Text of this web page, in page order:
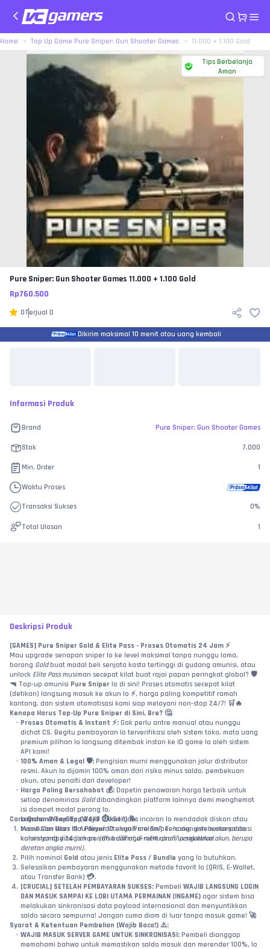
Home Top Up Game Pure Sniper: Gun Shooter Games 11.000 + 1.100 Gold
Tips Berbelanja
Aman
Pure Sniper: Gun Shooter Games 11.000 + 1.100 Gold
Rp760.500
0Terjual 0
Dikirim maksimal 10 menit atau uang kembali
Informasi Produk
Brand Pure Sniper: Gun Shooter Games
Stok 7.000
Min. Order 1
Waktu Proses
Transaksi Sukses 0%
Total Ulasan 1
Deskripsi Produk
[GAMES] Pure Sniper Gold & Elite Pass - Proses Otomatis 24 Jam ⚡
Mau upgrade senapan sniper lo ke level maksimal tanpa nunggu lama,
borong Gold buat modal beli senjata kasta tertinggi di gudang amunisi, atau
unlock Elite Pass musiman secepat kilat buat rajai papan peringkat global? 🛡️
🔫 Top-up amunisi Pure Sniper lo di sini! Proses otomatis secepat kilat
(detikan) langsung masuk ke akun lo ⚡, harga paling kompetitif ramah
kantong, dan sistem otomatisasi kami siap melayani non-stop 24/7! 🛒🔥
Kenapa Harus Top-Up Pure Sniper di Sini, Bre? 🤔
Proses Otomatis & Instant ⚡: Gak perlu antre manual atau nunggu
dichat CS. Begitu pembayaran lo terverifikasi oleh sistem toko, mata uang
premium pilihan lo langsung ditembak instan ke ID game lo oleh sistem
API kami!
100% Aman & Legal 🛡️: Pengisian murni menggunakan jalur distributor
resmi. Akun lo dijamin 100% aman dari risiko minus saldo, pembekuan
akun, atau penalti dari developer!
Harga Paling Bersahabat 💰: Dapetin penawaran harga terbaik untuk
setiap denominasi Gold dibandingkan platform lainnya demi menghemat
isi dompet modal perang lo.
Layanan Non-Stop 24/7 ⏱️: Senjata incaran lo mendadak diskon atau
event Clan Wars mau dimulai tengah malam? Tenang, sistem otomatisasi
kami standby 24 jam penuh buat nge-refill akun lo seketika!
Cara Order & Top-Up (Wajib Diikuti!) 📝:
Masukkan User ID / Player ID akun Pure Sniper lo dengan benar pada
kolom yang disediakan. (Bisa dilihat di menu profil pengaturan akun, berupa
deretan angka murni).
Pilih nominal Gold atau jenis Elite Pass / Bundle yang lo butuhkan.
Selesaikan pembayaran menggunakan metode favorit lo (QRIS, E-Wallet,
atau Transfer Bank) 💳.
[CRUCIAL] SETELAH PEMBAYARAN SUKSES: Pembeli WAJIB LANGSUNG LOGIN
DAN MASUK SAMPAI KE LOBI UTAMA PERMAINAN (INGAME) agar sistem bisa
melakukan sinkronisasi data payload internasional dan menyuntikkan
saldo secara sempurna! Jangan cuma diam di luar tanpa masuk game! 🚀
Syarat & Ketentuan Pembelian (Wajib Baca!) ⚠️:
WAJIB MASUK SERVER GAME UNTUK SINKRONISASI: Pembeli dianggap